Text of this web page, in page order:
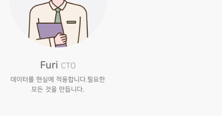
Furi CTO
데이터를 현실에 적용합니다.필요한
모든 것을 만듭니다.